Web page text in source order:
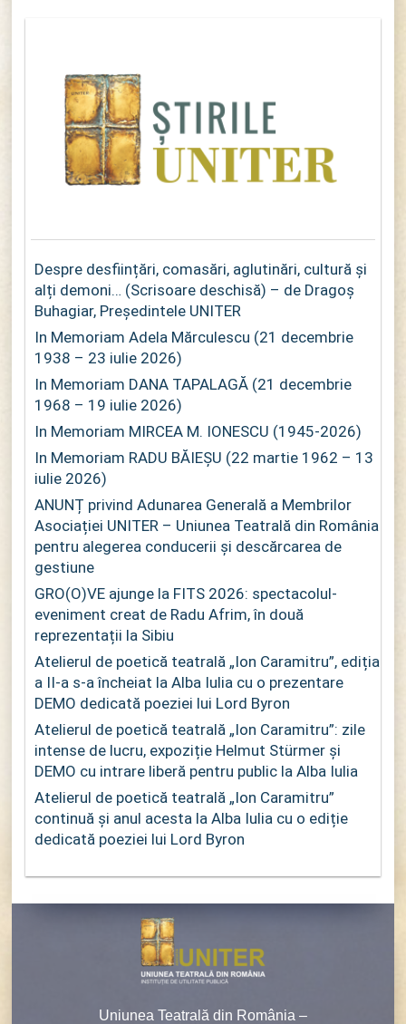
Despre desființări, comasări, aglutinări, cultură și
alți demoni… (Scrisoare deschisă) – de Dragoș
Buhagiar, Președintele UNITER
In Memoriam Adela Mărculescu (21 decembrie
1938 – 23 iulie 2026)
In Memoriam DANA TAPALAGĂ (21 decembrie
1968 – 19 iulie 2026)
In Memoriam MIRCEA M. IONESCU (1945-2026)
In Memoriam RADU BĂIEȘU (22 martie 1962 – 13
iulie 2026)
ANUNȚ privind Adunarea Generală a Membrilor
Asociației UNITER – Uniunea Teatrală din România
pentru alegerea conducerii și descărcarea de
gestiune
GRO(O)VE ajunge la FITS 2026: spectacolul-
eveniment creat de Radu Afrim, în două
reprezentații la Sibiu
Atelierul de poetică teatrală „Ion Caramitru”, ediția
a II-a s-a încheiat la Alba Iulia cu o prezentare
DEMO dedicată poeziei lui Lord Byron
Atelierul de poetică teatrală „Ion Caramitru”: zile
intense de lucru, expoziție Helmut Stürmer și
DEMO cu intrare liberă pentru public la Alba Iulia
Atelierul de poetică teatrală „Ion Caramitru”
continuă și anul acesta la Alba Iulia cu o ediție
dedicată poeziei lui Lord Byron
Uniunea Teatrală din România –